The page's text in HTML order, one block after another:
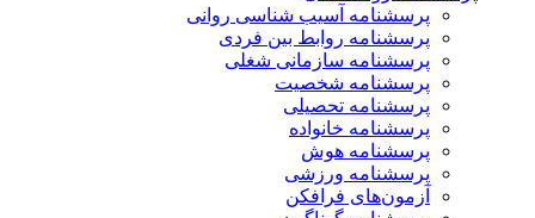
پرسشنامه آسیب شناسی روانی
پرسشنامه روابط بین فردی
پرسشنامه سازمانی شغلی
پرسشنامه شخصیت
پرسشنامه تحصیلی
پرسشنامه خانواده
پرسشنامه هوش
پرسشنامه ورزشی
آزمون‌های فرافکن